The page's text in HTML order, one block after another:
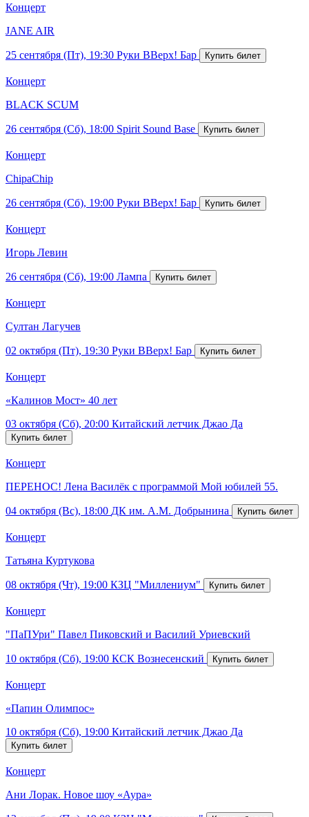
Концерт
JANE AIR
25 сентября (Пт), 19:30 Руки ВВерх! Бар
Концерт
BLACK SCUM
26 сентября (Сб), 18:00 Spirit Sound Base
Концерт
ChipaChip
26 сентября (Сб), 19:00 Руки ВВерх! Бар
Концерт
Игорь Левин
26 сентября (Сб), 19:00 Лампа
Концерт
Султан Лагучев
02 октября (Пт), 19:30 Руки ВВерх! Бар
Концерт
«Калинов Мост» 40 лет
03 октября (Сб), 20:00 Китайский летчик Джао Да
Концерт
ПЕРЕНОС! Лена Василёк с программой Мой юбилей 55.
04 октября (Вс), 18:00 ДК им. А.М. Добрынина
Концерт
Татьяна Куртукова
08 октября (Чт), 19:00 КЗЦ "Миллениум"
Концерт
"ПаПУри" Павел Пиковский и Василий Уриевский
10 октября (Сб), 19:00 КСК Вознесенский
Концерт
«Папин Олимпос»
10 октября (Сб), 19:00 Китайский летчик Джао Да
Концерт
Ани Лорак. Новое шоу «Аура»